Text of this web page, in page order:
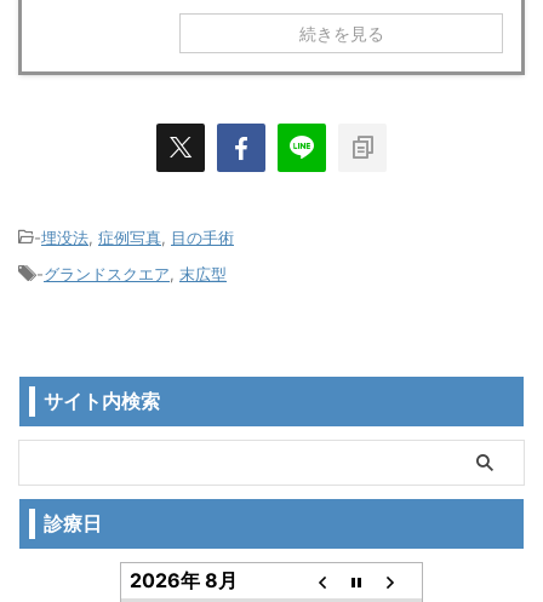
続きを見る
-埋没法 症例写真
目の手術
-グランドスクエア 末広型
サイト内検索
診療日
2026年 8月